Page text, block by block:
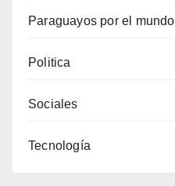
Paraguayos por el mundo
Politica
Sociales
Tecnología